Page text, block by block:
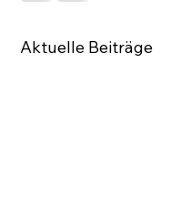
Aktuelle Beiträge